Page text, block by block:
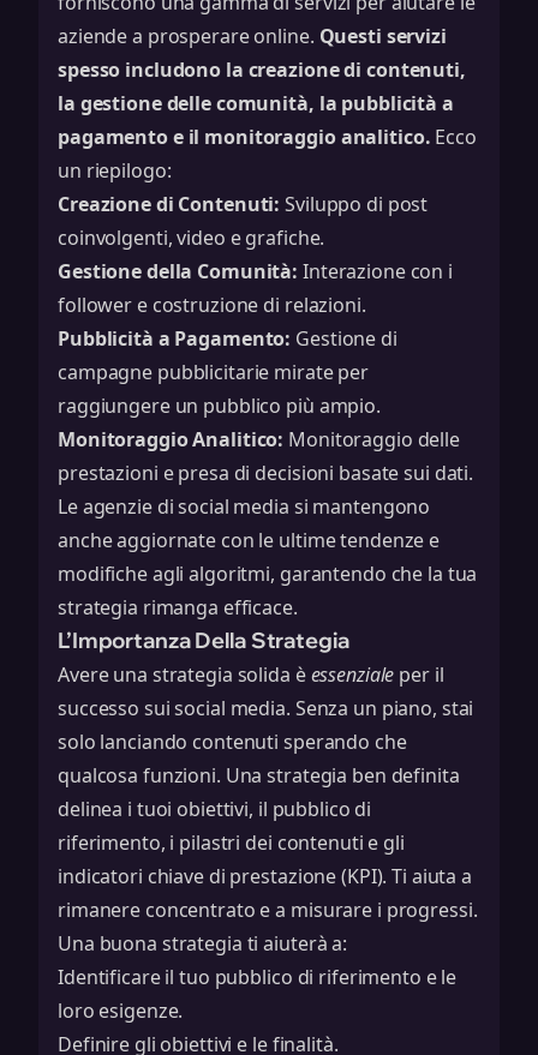
aziende a prosperare online. Questi servizi
spesso includono la creazione di contenuti,
la gestione delle comunità, la pubblicità a
pagamento e il monitoraggio analitico. Ecco
un riepilogo:
Creazione di Contenuti: Sviluppo di post
coinvolgenti, video e grafiche.
Gestione della Comunità: Interazione con i
follower e costruzione di relazioni.
Pubblicità a Pagamento: Gestione di
campagne pubblicitarie mirate per
raggiungere un pubblico più ampio.
Monitoraggio Analitico: Monitoraggio delle
prestazioni e presa di decisioni basate sui dati.
Le agenzie di social media si mantengono
anche aggiornate con le ultime tendenze e
modifiche agli algoritmi, garantendo che la tua
strategia rimanga efficace.
L’Importanza Della Strategia
Avere una strategia solida èessenziale per il
successo sui social media. Senza un piano, stai
solo lanciando contenuti sperando che
qualcosa funzioni. Una strategia ben definita
delinea i tuoi obiettivi, il pubblico di
riferimento, i pilastri dei contenuti e gli
indicatori chiave di prestazione (KPI). Ti aiuta a
rimanere concentrato e a misurare i progressi.
Una buona strategia ti aiuterà a:
Identificare il tuo pubblico di riferimento e le
loro esigenze.
Definire gli obiettivi e le finalità.